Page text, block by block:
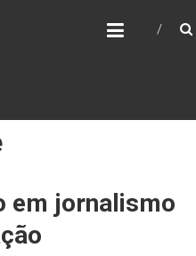
em jornalismo